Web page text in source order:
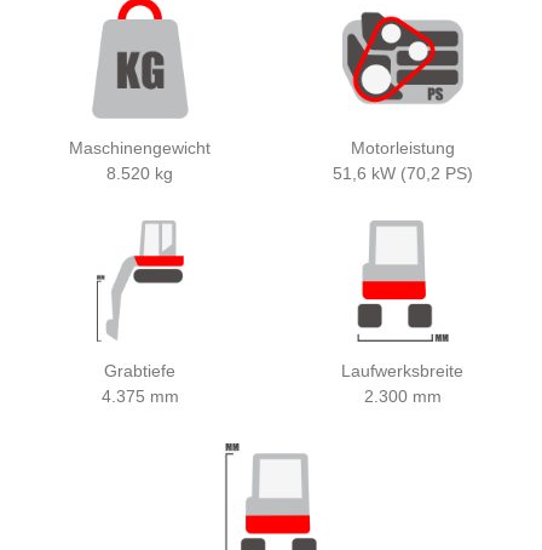
Maschinengewicht
8.520 kg
Motorleistung
51,6 kW (70,2 PS)
Grabtiefe
4.375 mm
Laufwerksbreite
2.300 mm